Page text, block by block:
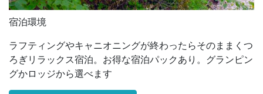
宿泊環境
ラフティングやキャニオニングが終わったらそのままくつ
ろぎリラックス宿泊。お得な宿泊パックあり。グランピン
グかロッジから選べます